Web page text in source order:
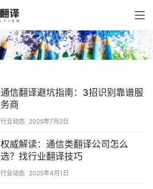
通信翻译避坑指南：3招识别靠谱服
务商
行业动态 2025年7月2日
权威解读：通信类翻译公司怎么
选？找行业翻译技巧
行业动态 2025年4月1日